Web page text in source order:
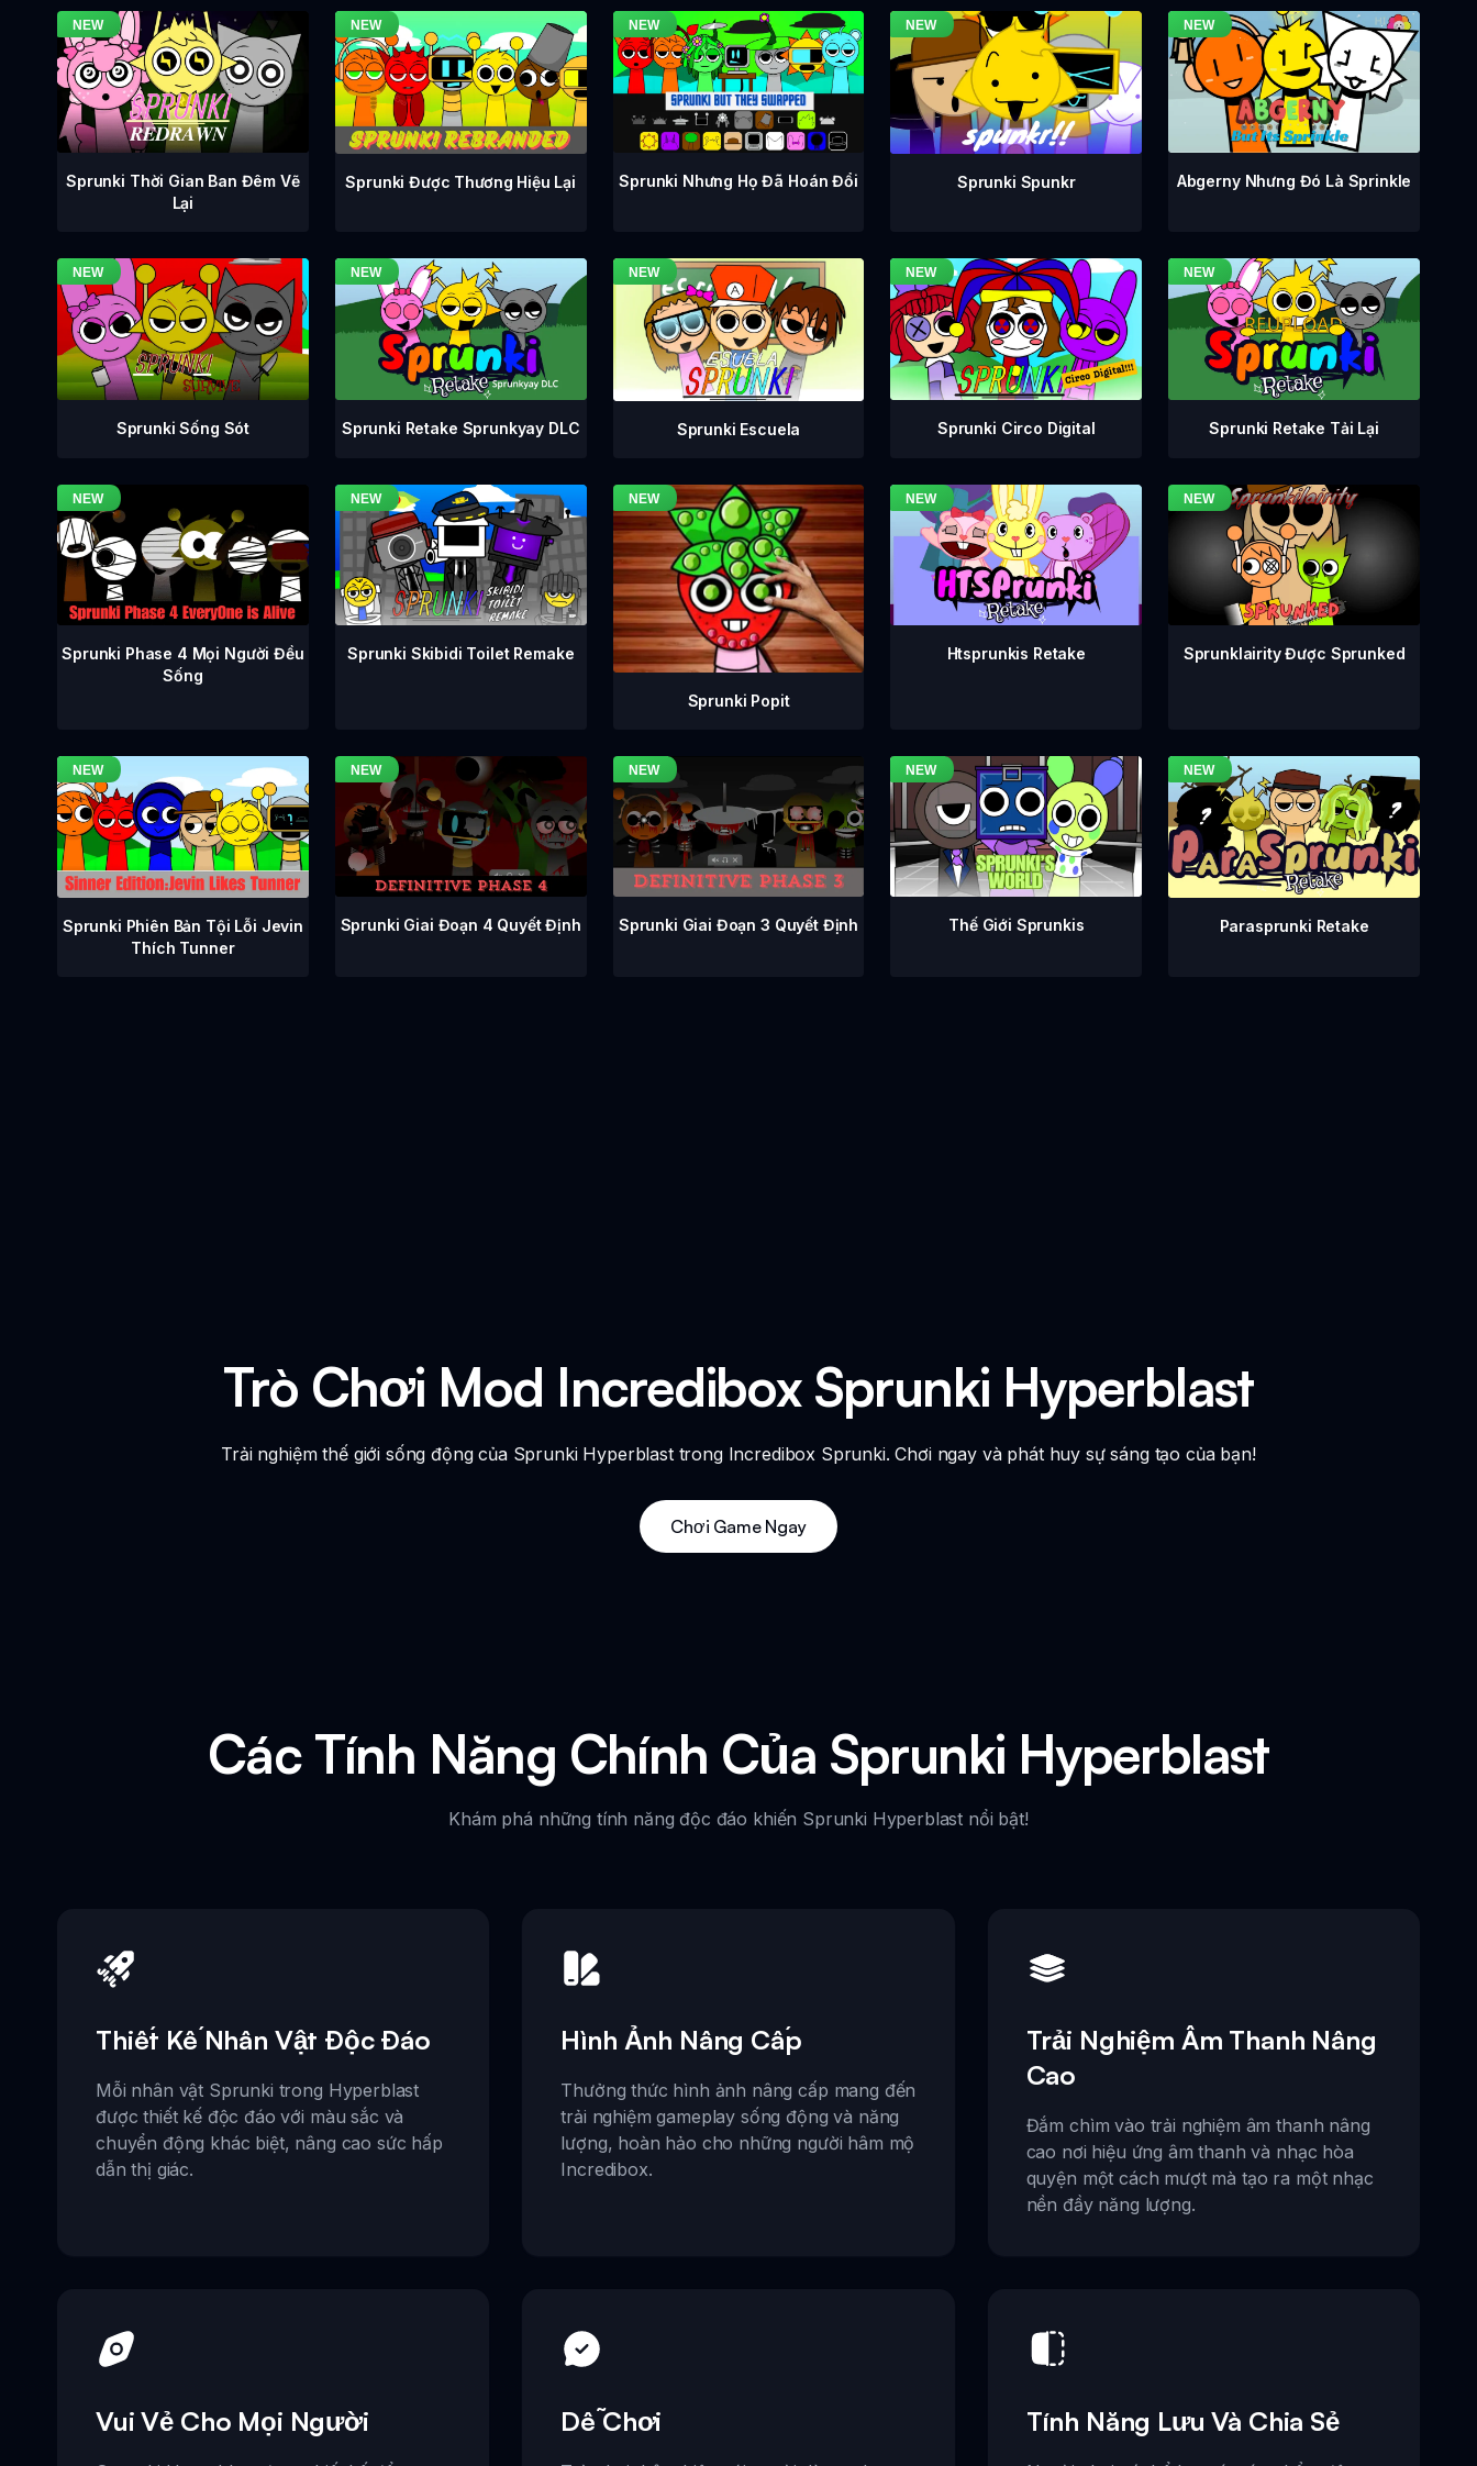
Sprunki Thời Gian Ban Đêm Vẽ
Lại
Sprunki Được Thương Hiệu Lại Sprunki Nhưng Họ Đã Hoán Đổi Sprunki Spunkr Abgerny Nhưng Đó Là Sprinkle
Sprunki Sống Sót Sprunki Retake Sprunkyay DLC Sprunki Escuela Sprunki Circo Digital Sprunki Retake Tải Lại
Sprunki Phase 4 Mọi Người Đều
Sống
Sprunki Skibidi Toilet Remake
Sprunki Popit
Htsprunkis Retake Sprunklairity Được Sprunked
Sprunki Phiên Bản Tội Lỗi Jevin
Thích Tunner
Sprunki Giai Đoạn 4 Quyết Định Sprunki Giai Đoạn 3 Quyết Định Thế Giới Sprunkis Parasprunki Retake
Trò Chơi Mod Incredibox Sprunki Hyperblast
Trải nghiệm thế giới sống động của Sprunki Hyperblast trong Incredibox Sprunki. Chơi ngay và phát huy sự sáng tạo của bạn!
Chơi Game Ngay
Các Tính Năng Chính Của Sprunki Hyperblast
Khám phá những tính năng độc đáo khiến Sprunki Hyperblast nổi bật!
Thiết Kế Nhân Vật Độc Đáo
Mỗi nhân vật Sprunki trong Hyperblast
được thiết kế độc đáo với màu sắc và
chuyển động khác biệt, nâng cao sức hấp
dẫn thị giác.
Hình Ảnh Nâng Cấp
Thưởng thức hình ảnh nâng cấp mang đến
trải nghiệm gameplay sống động và năng
lượng, hoàn hảo cho những người hâm mộ
Incredibox.
Trải Nghiệm Âm Thanh Nâng
Cao
Đắm chìm vào trải nghiệm âm thanh nâng
cao nơi hiệu ứng âm thanh và nhạc hòa
quyện một cách mượt mà tạo ra một nhạc
nền đầy năng lượng.
Vui Vẻ Cho Mọi Người Dễ Chơi Tính Năng Lưu Và Chia Sẻ